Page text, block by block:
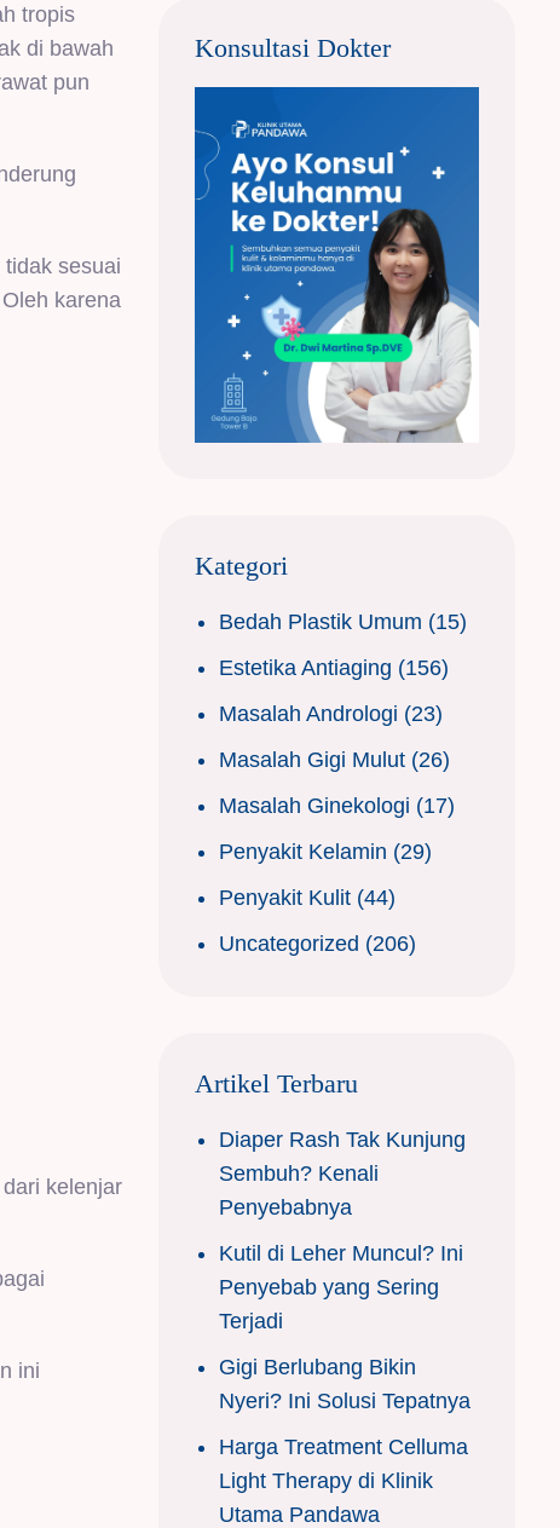
tropis
di bawah
pun
sesuai
karena
kelenjar
ini
Konsultasi Dokter
Kategori
Bedah Plastik Umum (15)
Estetika Antiaging (156)
Masalah Andrologi (23)
Masalah Gigi Mulut (26)
Masalah Ginekologi (17)
Penyakit Kelamin (29)
Penyakit Kulit (44)
Uncategorized (206)
Artikel Terbaru
Diaper Rash Tak Kunjung
Sembuh? Kenali
Penyebabnya
Kutil di Leher Muncul? Ini
Penyebab yang Sering
Terjadi
Gigi Berlubang Bikin
Nyeri? Ini Solusi Tepatnya
Harga Treatment Celluma
Light Therapy di Klinik
Utama Pandawa